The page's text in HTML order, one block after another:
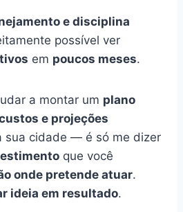
e disciplina
possível ver
em poucos meses.
a montar um plano
e projeções
sua cidade — é só me dizer
que você
onde pretende atuar.
ideia em resultado.